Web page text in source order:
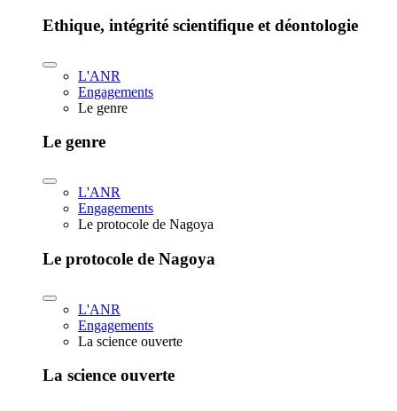
Ethique, intégrité scientifique et déontologie
L'ANR
Engagements
Le genre
Le genre
L'ANR
Engagements
Le protocole de Nagoya
Le protocole de Nagoya
L'ANR
Engagements
La science ouverte
La science ouverte